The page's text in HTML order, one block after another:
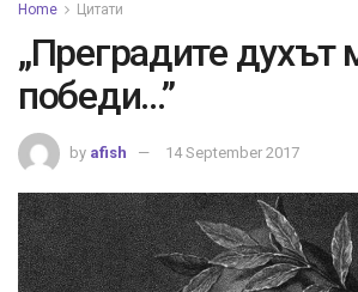
Home Цитати
„Преградите духът
победи…”
by afish 14 September 2017